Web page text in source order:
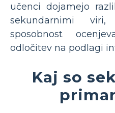
učenci dojamejo
sekundarnimi
sposobnost
odločitev na podlagi
Kaj so